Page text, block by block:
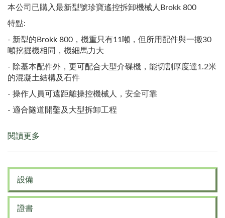
化
囪
工
已
順
利
完
成
本公司已購入最新型號珍寶遙控拆卸機械人Brokk 800
特點:
- 新型的Brokk 800，機重只有11噸，但所用配件與一搬30
噸挖掘機相同，機細馬力大
- 除基本配件外，更可配合大型介碟機，能切割厚度達1.2米
的混凝土結構及石件
- 操作人員可遠距離操控機械人，安全可靠
- 適合隧道開鑿及大型拆卸工程
閱讀更多
購
新
設備
證書